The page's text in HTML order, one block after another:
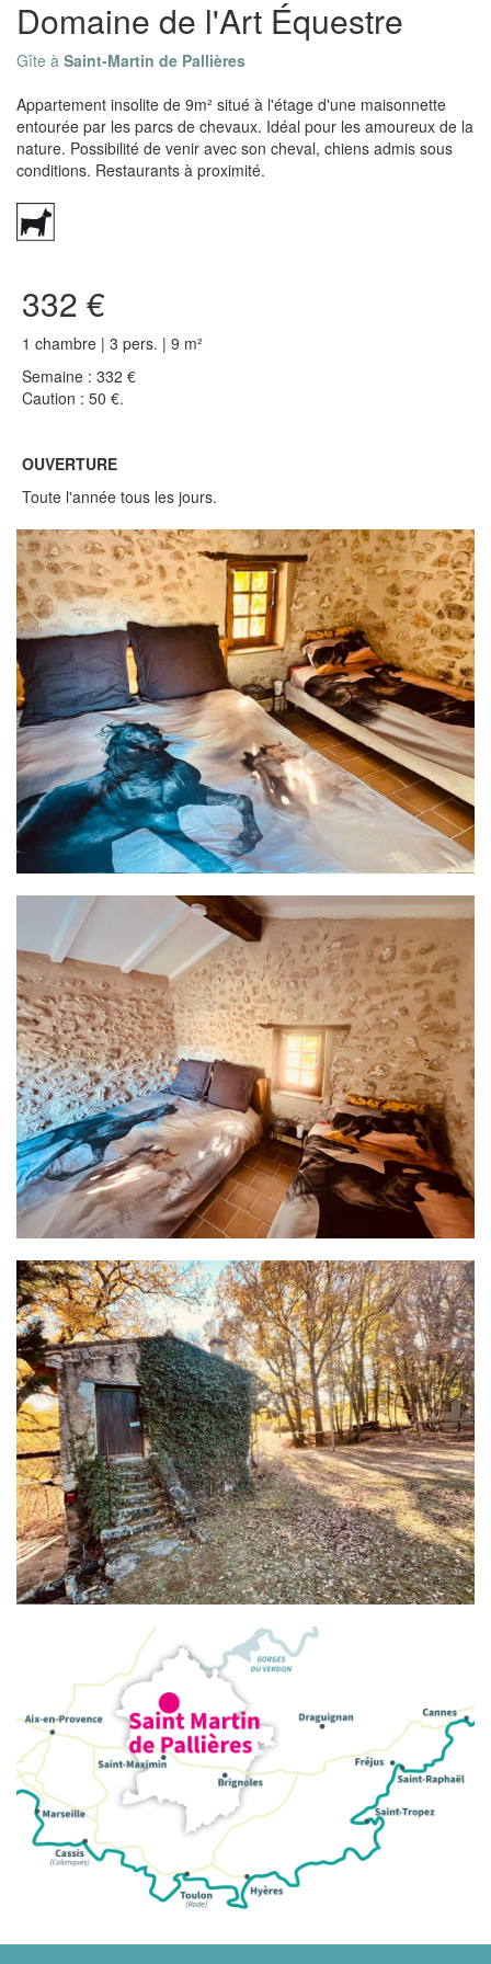
Domaine de l'Art Équestre
Gîte à Saint-Martin de Pallières
Appartement insolite de 9m² situé à l'étage d'une maisonnette
entourée par les parcs de chevaux. Idéal pour les amoureux de la
nature. Possibilité de venir avec son cheval, chiens admis sous
conditions. Restaurants à proximité.
332 €
1 chambre | 3 pers. | 9 m²
Semaine : 332 €
Caution : 50 €.
OUVERTURE
Toute l'année tous les jours.